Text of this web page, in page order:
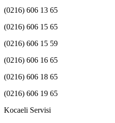
(0216) 606 13 65
(0216) 606 15 65
(0216) 606 15 59
(0216) 606 16 65
(0216) 606 18 65
(0216) 606 19 65
Kocaeli Servisi